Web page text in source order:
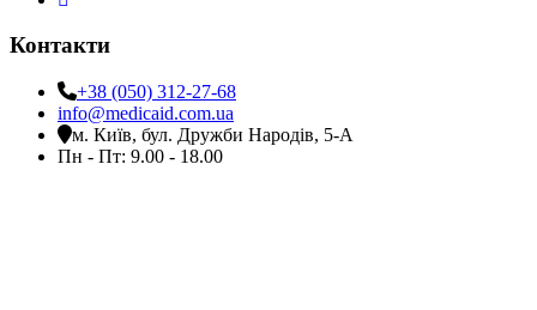
Контакти
+38 (050) 312-27-68
info@medicaid.com.ua
м. Київ, бул. Дружби Народів, 5-А
Пн - Пт: 9.00 - 18.00